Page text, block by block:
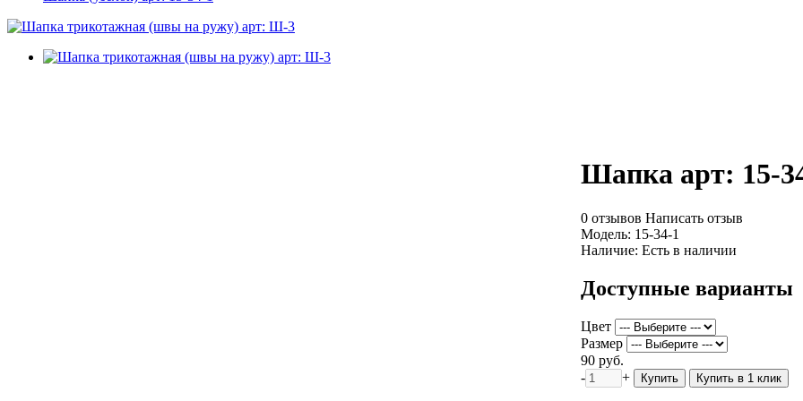
Шапка арт: 15-
0 отзывов Написать отзыв
Модель: 15-34-1
Наличие: Есть в наличии
Доступные варианты
Цвет
Размер
90 руб.
-
+ Купить Купить в 1 клик